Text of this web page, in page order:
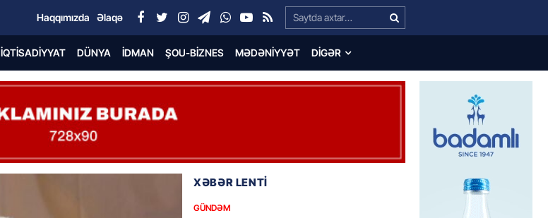
Search…
Haqqımızda Əlaqə
İQTISADIYYAT DÜNYA İDMAN ŞOU-BIZNES MƏDƏNIYYƏT DIGƏR
XƏBƏR LENTİ
GÜNDƏM